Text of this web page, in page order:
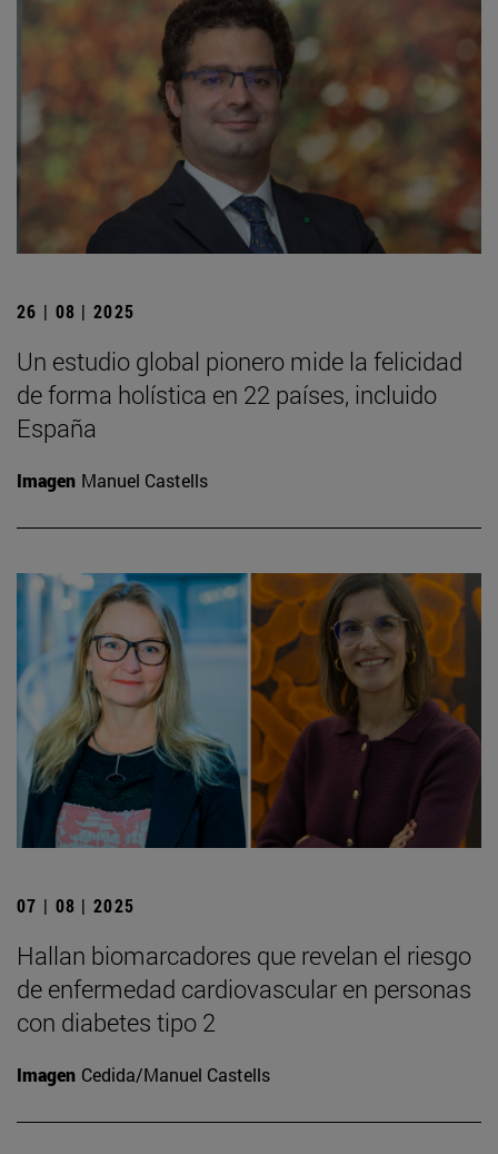
26 | 08 | 2025
Un estudio global pionero mide la felicidad
de forma holística en 22 países, incluido
España
Imagen Manuel Castells
07 | 08 | 2025
Hallan biomarcadores que revelan el riesgo
de enfermedad cardiovascular en personas
con diabetes tipo 2
Imagen Cedida/Manuel Castells